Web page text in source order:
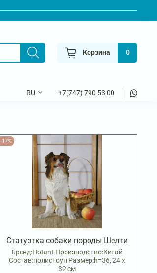
Корзина 0
RU +7(747) 790 53 00
-17%
Статуэтка собаки породы Шелти
Бренд:Hotant Производство:Китай
Состав:полистоун Размер:h=36, 24 х
32 см